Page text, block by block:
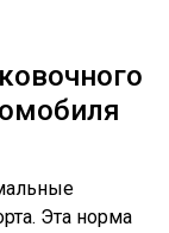
Эта норма